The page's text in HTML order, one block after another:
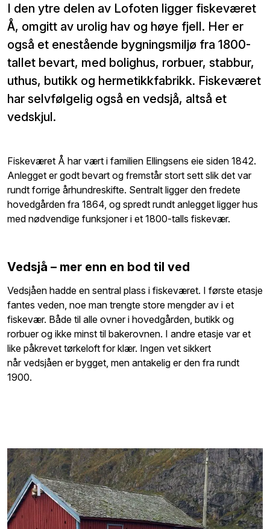
I den ytre delen av Lofoten ligger fiskeværet
Å, omgitt av urolig hav og høye fjell. Her er
også et enestående bygningsmiljø fra 1800-
tallet bevart, med bolighus, rorbuer, stabbur,
uthus, butikk og hermetikkfabrikk. Fiskeværet
har selvfølgelig også en vedsjå, altså et
vedskjul.
Fiskeværet Å har vært i familien Ellingsens eie siden 1842.
Anlegget er godt bevart og fremstår stort sett slik det var
rundt forrige århundreskifte. Sentralt ligger den fredete
hovedgården fra 1864, og spredt rundt anlegget ligger hus
med nødvendige funksjoner i et 1800-talls fiskevær.
Vedsjå – mer enn en bod til ved
Vedsjåen hadde en sentral plass i fiskeværet. I første etasje
fantes veden, noe man trengte store mengder av i et
fiskevær. Både til alle ovner i hovedgården, butikk og
rorbuer og ikke minst til bakerovnen. I andre etasje var et
like påkrevet tørkeloft for klær. Ingen vet sikkert
når vedsjåen er bygget, men antakelig er den fra rundt
1900.